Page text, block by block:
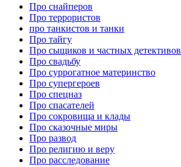
Про снайперов
Про террористов
про танкистов и танки
Про тайгу
Про сыщиков и частных детективов
Про свадьбу
Про суррогатное материнство
Про супергероев
Про спецназ
Про спасателей
Про сокровища и клады
Про сказочные миры
Про развод
Про религию и веру
Про расследование